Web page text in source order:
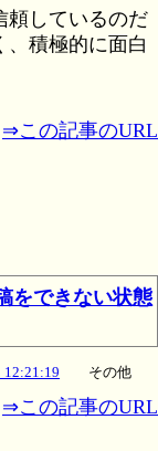
頼しているのだ
、積極的に面白
⇒この記事のURL
をできない状態
12:21:19 その他
⇒この記事のURL